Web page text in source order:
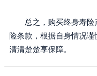
总之，购买终身寿险
险条款，根据自身情况谨
清清楚楚享保障。